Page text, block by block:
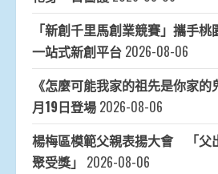
「新創千里馬創業競賽」攜手
一站式新創平台 2026-08-06
《怎麼可能我家的祖先是你家
月19日登場 2026-08-06
楊梅區模範父親表揚大會 「父
聚受獎」 2026-08-06